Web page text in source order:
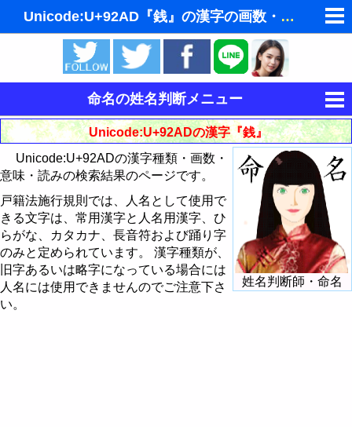
Unicode:U+92AD『銭』の漢字の画数・意味・読み
ゆめの夢占い
人気の夢占い
東洋・西洋占星術
ホラリー占星術
手相占いで未来診断
タロットカードで無料占い
飛星派風水で住宅開運
男と女の心理学と心理テスト
命名の姓名判断メニュー
運命を決める姓名
姓名判断
姓名判断で相性占い
読みから漢字を探す
意味から漢字を探す
画数から漢字・文字を探す
Unicode:U+92ADの漢字『銭』
姓名判断師・命名
Unicode:U+92ADの漢字種類・画数・
意味・読みの検索結果のページです。
戸籍法施行規則では、人名として使用で
きる文字は、常用漢字と人名用漢字、ひ
らがな、カタカナ、長音符および踊り字
のみと定められています。 漢字種類が、
旧字あるいは略字になっている場合には
人名には使用できませんのでご注意下さ
い。